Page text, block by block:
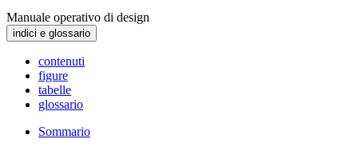
Manuale operativo di design
indici e glossario
contenuti
figure
tabelle
glossario
Sommario